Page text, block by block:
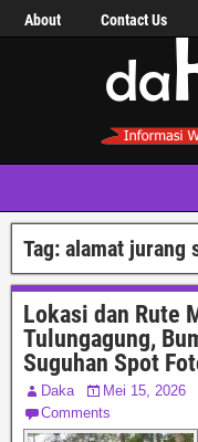
About Contact Us
Tag: alamat jurang
Lokasi dan Rute
Tulungagung,
Suguhan Spot
Daka Mei 15, 2026
Comments